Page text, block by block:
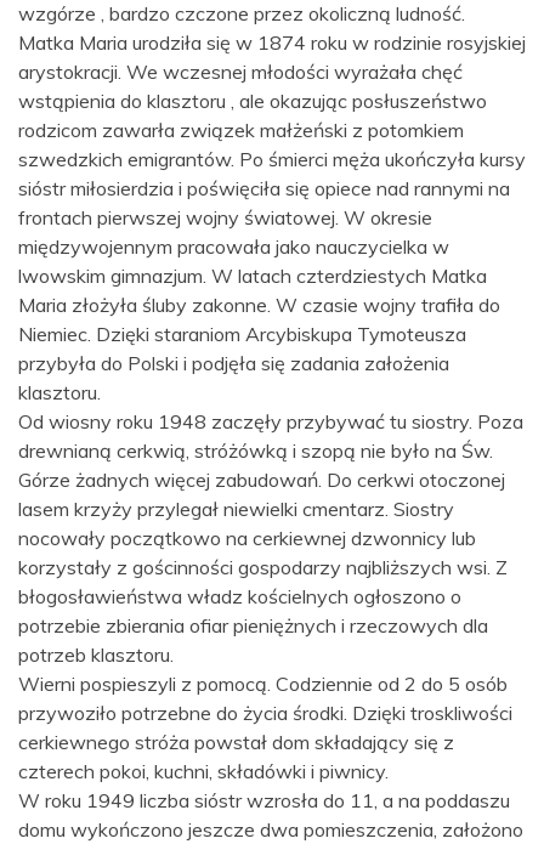
wzgórze , bardzo czczone przez okoliczną ludność.
Matka Maria urodziła się w 1874 roku w rodzinie rosyjskiej
arystokracji. We wczesnej młodości wyrażała chęć
wstąpienia do klasztoru , ale okazując posłuszeństwo
rodzicom zawarła związek małżeński z potomkiem
szwedzkich emigrantów. Po śmierci męża ukończyła kursy
sióstr miłosierdzia i poświęciła się opiece nad rannymi na
frontach pierwszej wojny światowej. W okresie
międzywojennym pracowała jako nauczycielka w
lwowskim gimnazjum. W latach czterdziestych Matka
Maria złożyła śluby zakonne. W czasie wojny trafiła do
Niemiec. Dzięki staraniom Arcybiskupa Tymoteusza
przybyła do Polski i podjęła się zadania założenia
klasztoru.
Od wiosny roku 1948 zaczęły przybywać tu siostry. Poza
drewnianą cerkwią, stróżówką i szopą nie było na Św.
Górze żadnych więcej zabudowań. Do cerkwi otoczonej
lasem krzyży przylegał niewielki cmentarz. Siostry
nocowały początkowo na cerkiewnej dzwonnicy lub
korzystały z gościnności gospodarzy najbliższych wsi. Z
błogosławieństwa władz kościelnych ogłoszono o
potrzebie zbierania ofiar pieniężnych i rzeczowych dla
potrzeb klasztoru.
Wierni pospieszyli z pomocą. Codziennie od 2 do 5 osób
przywoziło potrzebne do życia środki. Dzięki troskliwości
cerkiewnego stróża powstał dom składający się z
czterech pokoi, kuchni, składówki i piwnicy.
W roku 1949 liczba sióstr wzrosła do 11, a na poddaszu
domu wykończono jeszcze dwa pomieszczenia, założono